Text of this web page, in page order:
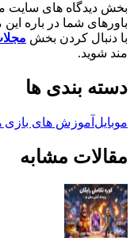
بخش دیدگاه های سایت
باورهای شما در باره این
با دنبال کردن بخش
مند شوید.
دسته بندی ها
موبایل آموزش های بازی
مقالات مشابه